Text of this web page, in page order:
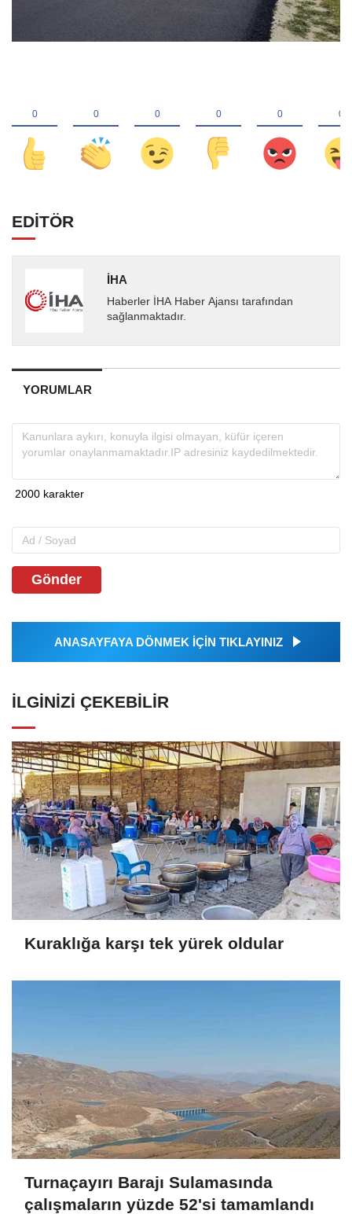
EDİTÖR
İHA
Haberler İHA Haber Ajansı tarafından
sağlanmaktadır.
YORUMLAR
Gönder
ANASAYFAYA DÖNMEK İÇİN TIKLAYINIZ
İLGINIZI ÇEKEBILIR
Kuraklığa karşı tek yürek oldular
Turnaçayırı Barajı Sulamasında
çalışmaların yüzde 52'si tamamlandı